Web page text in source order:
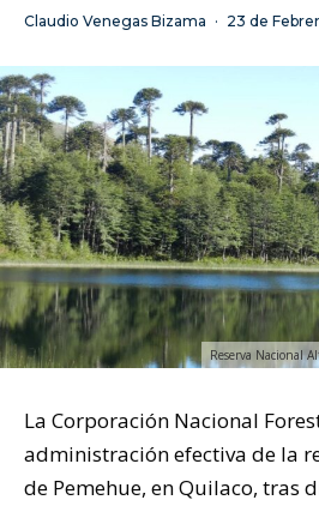
Claudio Venegas Bizama · 23 de
Reserva Nacional
La Corporación Nacional
administración efectiva de la
de Pemehue, en Quilaco, tras